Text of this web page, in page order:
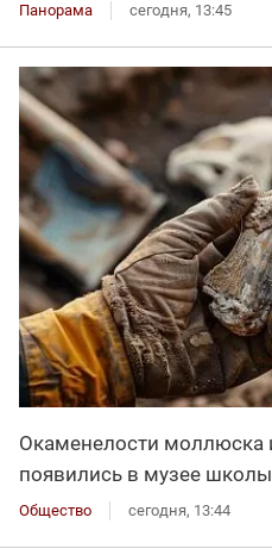
Панорама сегодня, 13:45
Окаменелости моллюска
появились в музее
Общество сегодня, 13:44